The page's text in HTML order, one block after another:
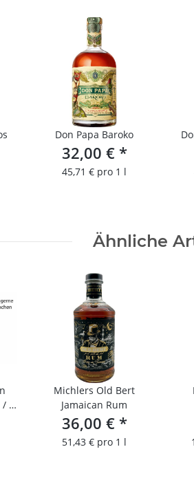
Don Papa Baroko
32,00 € *
45,71 € pro 1 l
Ähnliche
/ 4
Michlers Old Bert
Jamaican Rum
36,00 € *
51,43 € pro 1 l